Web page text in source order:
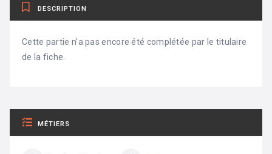
DESCRIPTION
Cette partie n’a pas encore été complétée par le titulaire
de la fiche.
MÉTIERS